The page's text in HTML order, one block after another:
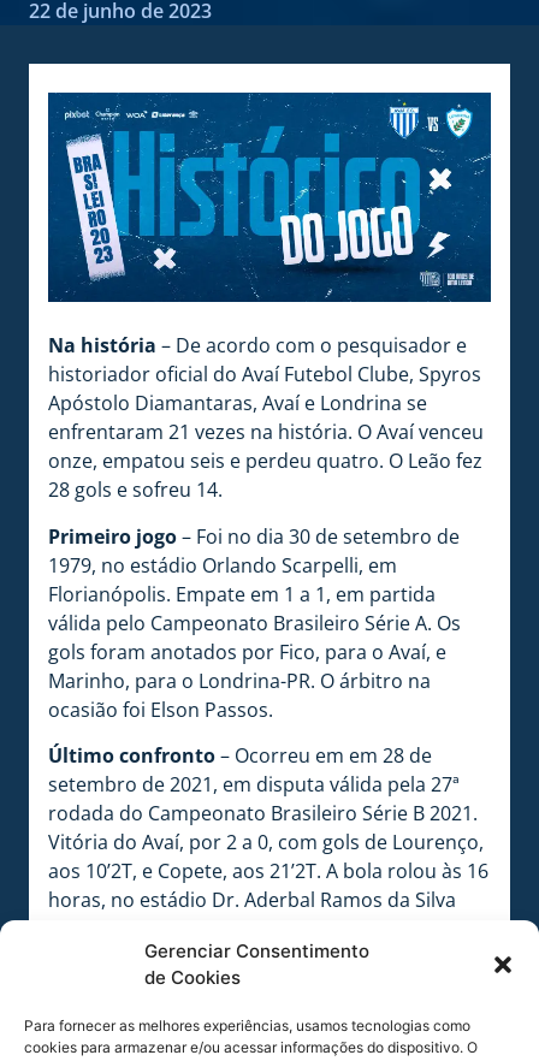
Gerenciar Consentimento
de Cookies
Para fornecer as melhores experiências, usamos tecnologias como
cookies para armazenar e/ou acessar informações do dispositivo. O
22 de junho de 2023
Na história – De acordo com o pesquisador e
historiador oficial do Avaí Futebol Clube, Spyros
Apóstolo Diamantaras, Avaí e Londrina se
enfrentaram 21 vezes na história. O Avaí venceu
onze, empatou seis e perdeu quatro. O Leão fez
28 gols e sofreu 14.
Primeiro jogo– Foi no dia 30 de setembro de
1979, no estádio Orlando Scarpelli, em
Florianópolis. Empate em 1 a 1, em partida
válida pelo Campeonato Brasileiro Série A. Os
gols foram anotados por Fico, para o Avaí, e
Marinho, para o Londrina-PR. O árbitro na
ocasião foi Elson Passos.
Último confronto– Ocorreu em em 28 de
setembro de 2021, em disputa válida pela 27ª
rodada do Campeonato Brasileiro Série B 2021.
Vitória do Avaí, por 2 a 0, com gols de Lourenço,
aos 10’2T, e Copete, aos 21’2T. A bola rolou às 16
horas, no estádio Dr. Aderbal Ramos da Silva
Esteve no apito o árbitro Douglas Schwengber
da Silva, auxiliado por Leirson Peng Martins e
por Lucio Beiersdorf Flor. Quarto árbitro Gunar
Nunes de Abreu Welsch. Analista de campo